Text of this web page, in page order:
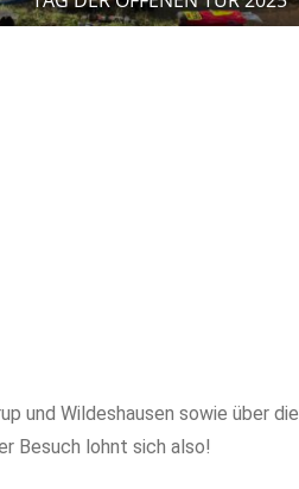
und Wildeshausen sowie über die
Besuch lohnt sich also!